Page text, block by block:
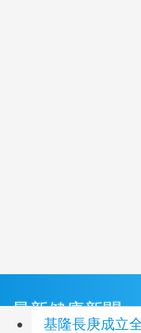
最新健康新聞
基隆長庚成立